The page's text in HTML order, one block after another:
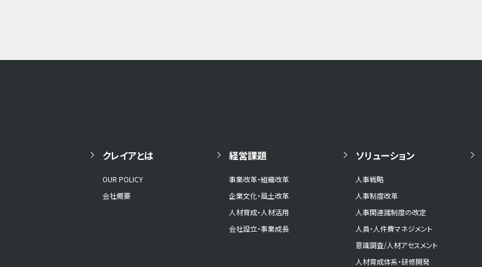
クレイアとは
OUR POLICY
会社概要
経営課題
事業改革・組織改革
企業文化・風土改革
人材育成・人材活用
会社設立・事業成長
ソリューション
人事戦略
人事制度改革
人事関連諸制度の改定
人員・人件費マネジメント
意識調査/人材アセスメント
人材育成体系・研修開発